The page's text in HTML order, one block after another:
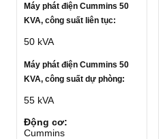
Máy phát điện Cummins 50
KVA, công suất liên tục:
50 kVA
Máy phát điện Cummins 50
KVA, công suất dự phòng:
55 kVA
Động cơ:
Cummins